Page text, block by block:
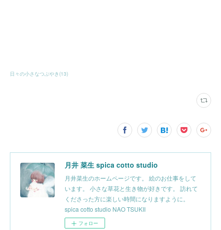
日々の小さなつぶやき(13)
月井 菜生 spica cotto studio
月井菜生のホームページです。 絵のお仕事をして
います。 小さな草花と生き物が好きです。 訪れて
くださった方に楽しい時間になりますように。
spica cotto studio NAO TSUKII
フォロー